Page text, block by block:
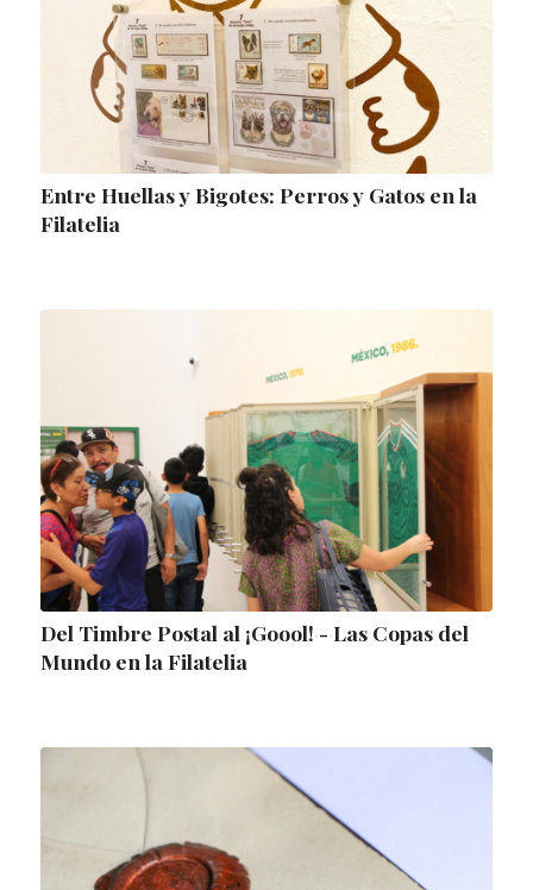
Entre Huellas y Bigotes: Perros y Gatos en la
Filatelia
Del Timbre Postal al ¡Goool! - Las Copas del
Mundo en la Filatelia